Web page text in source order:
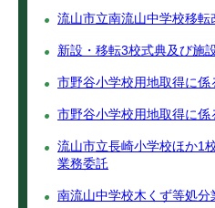
流山市立南流山中学校移
新設・移転3校式典及び施
市野谷小学校用地取得に係
市野谷小学校用地取得に係
流山市立長崎小学校ほか1
業務委託
南流山中学校木くず等処分